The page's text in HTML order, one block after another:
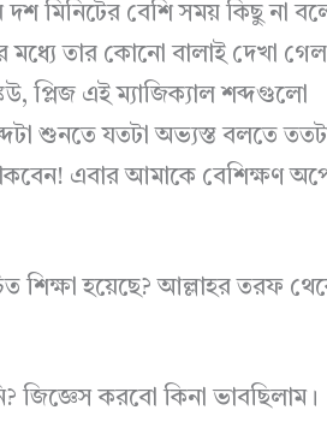
মিনিটের বেশি সময় কিছু না
মধ্যে তার কোনো বালাই দেখা গেল
প্লিজ এই ম্যাজিক্যাল শব্দগুলো
শুনতে যতটা অভ্যস্ত বলতে
এবার আমাকে বেশিক্ষণ
শিক্ষা হয়েছে? আল্লাহর তরফ
জিজ্ঞেস করবো কিনা ভাবছিলাম।